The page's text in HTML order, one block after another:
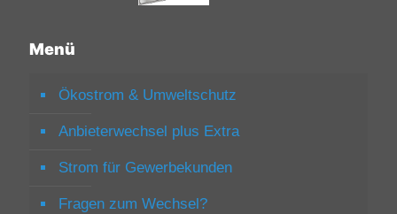
Menü
Ökostrom & Umweltschutz
Anbieterwechsel plus Extra
Strom für Gewerbekunden
Fragen zum Wechsel?